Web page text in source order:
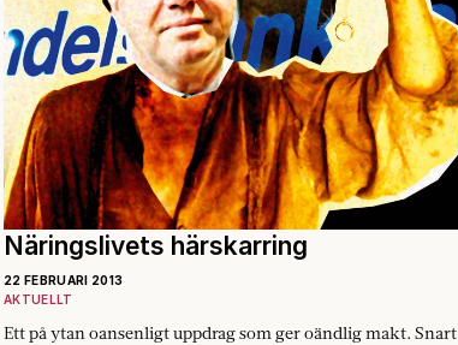
Näringslivets härskarring
22 FEBRUARI 2013
AKTUELLT
Ett på ytan ­oansenligt uppdrag som ger oändlig makt. Snart